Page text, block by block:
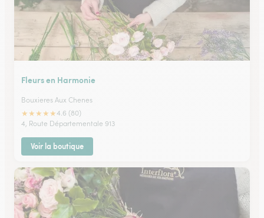
Fleurs en Harmonie
Bouxieres Aux Chenes
★★★★★4.6 (80)
4, Route Départementale 913
Voir la boutique